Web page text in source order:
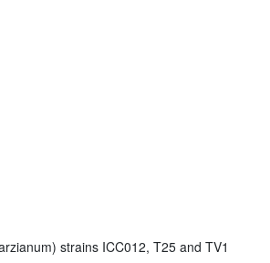
strains ICC012, T25 and TV1